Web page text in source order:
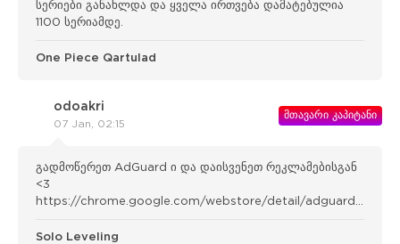
სერიები განახლდა და ყველა ირთვება დამატებულია
1100 სერიამდე.
One Piece Qartulad
odoakri
07 Jan, 02:15
მთავარი კაპიტანი
გადმოწერეთ AdGuard ი და დაისვენეთ რეკლამებისგან
<3
https://chrome.google.com/webstore/detail/adguard-
Solo Leveling